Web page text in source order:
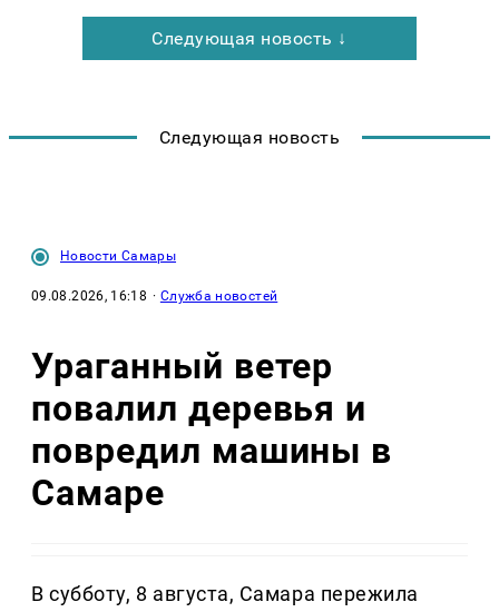
Следующая новость ↓
Следующая новость
Новости Самары
09.08.2026, 16:18 · Служба новостей
Ураганный ветер
повалил деревья и
повредил машины в
Самаре
В субботу, 8 августа, Самара пережила